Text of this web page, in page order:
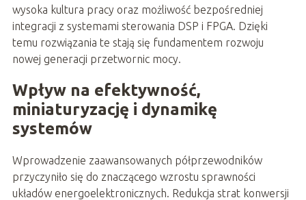
wysoka kultura pracy oraz możliwość bezpośredniej
integracji z systemami sterowania DSP i FPGA. Dzięki
temu rozwiązania te stają się fundamentem rozwoju
nowej generacji przetwornic mocy.
Wpływ na efektywność,
miniaturyzację i dynamikę
systemów
Wprowadzenie zaawansowanych półprzewodników
przyczyniło się do znaczącego wzrostu sprawności
układów energoelektronicznych. Redukcja strat konwersji